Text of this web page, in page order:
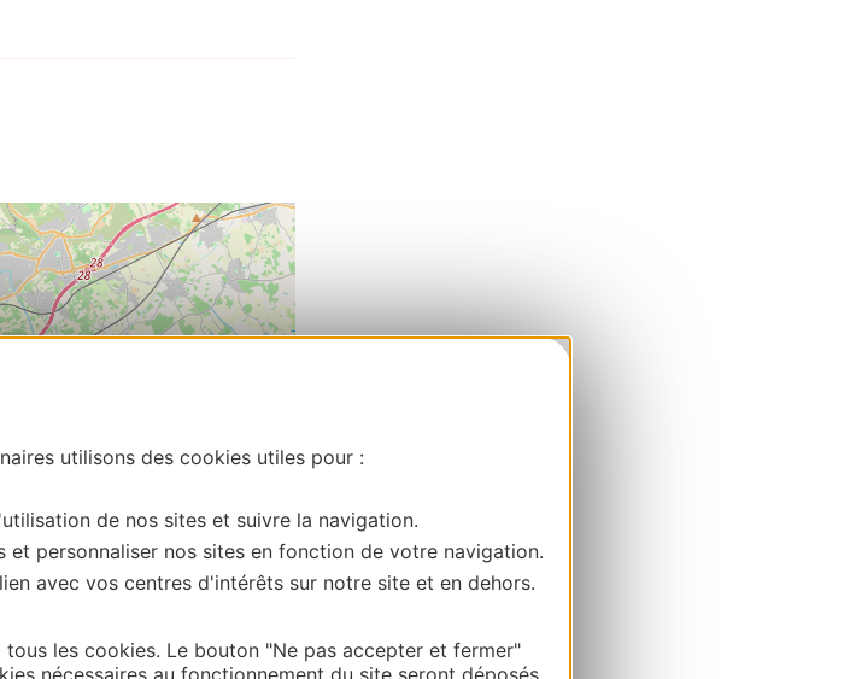
utilisons des cookies utiles pour :
de nos sites et suivre la navigation.
et personnaliser nos sites en fonction de votre navigation.
avec vos centres d'intérêts sur notre site et en dehors.
les cookies. Le bouton "Ne pas accepter et fermer"
nécessaires au fonctionnement du site seront déposés.
Leaflet | Map data ©OpenStreetMap contributors